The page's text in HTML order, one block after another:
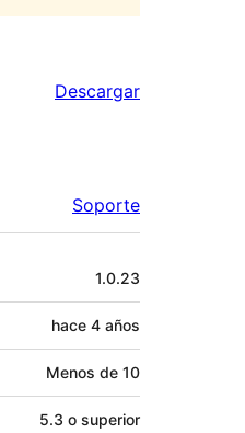
Descargar
Soporte
1.0.23
hace 4 años
Menos de 10
5.3 o superior